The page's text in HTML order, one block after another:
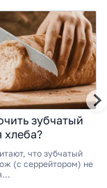
зубчатый
хлеба?
что зубчатый
(с серрейтором) не